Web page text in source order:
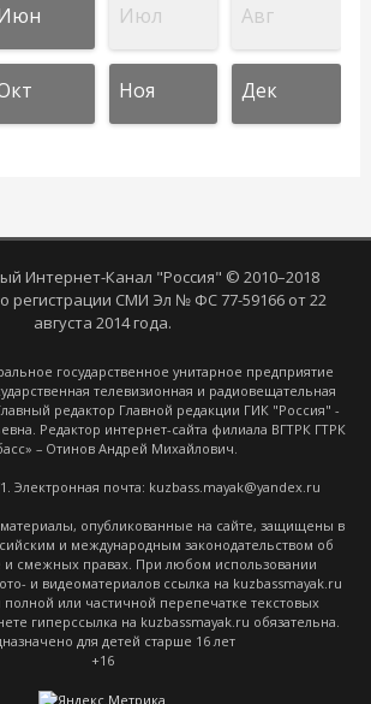
Июл Авг
Ноя Дек
Интернет-Канал "Россия" © 2010–2018
регистрации СМИ Эл № ФС 77-59166 от 22
августа 2014 года.
государственное унитарное предприятие
телевизионная и радиовещательная
редактор Главной редакции ГИК "Россия" -
Редактор интернет-сайта филиала ВГТРК ГТРК
– Отинов Андрей Михайлович.
Электронная почта: kuzbass.mayak@yandex.ru
опубликованные на сайте, защищены в
и международным законодательством об
и смежных правах. При любом использовании
и видеоматериалов ссылка на kuzbassmayak.ru
полной или частичной перепечатке текстовых
гиперссылка на kuzbassmayak.ru обязательна.
для детей старше 16 лет
+16